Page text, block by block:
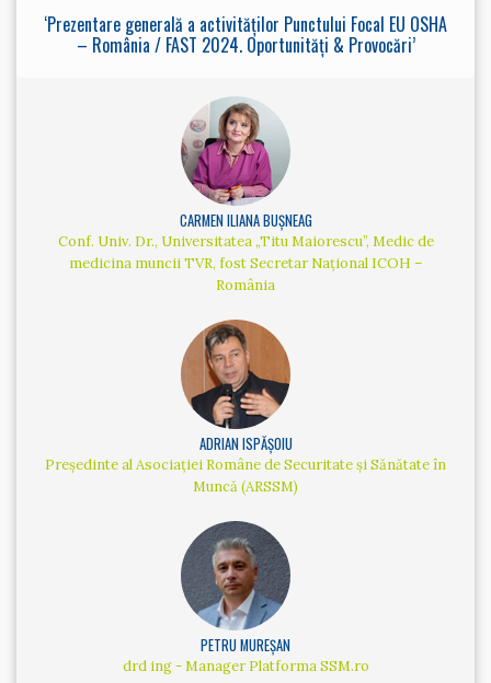
‘Prezentare generală a activităților Punctului Focal EU OSHA
– România / FAST 2024. Oportunități & Provocări’
CARMEN ILIANA BUȘNEAG
Conf. Univ. Dr., Universitatea „Titu Maiorescu”, Medic de
medicina muncii TVR, fost Secretar Național ICOH –
România
ADRIAN ISPĂȘOIU
Președinte al Asociației Române de Securitate și Sănătate în
Muncă (ARSSM)
PETRU MUREȘAN
drd ing - Manager Platforma SSM.ro